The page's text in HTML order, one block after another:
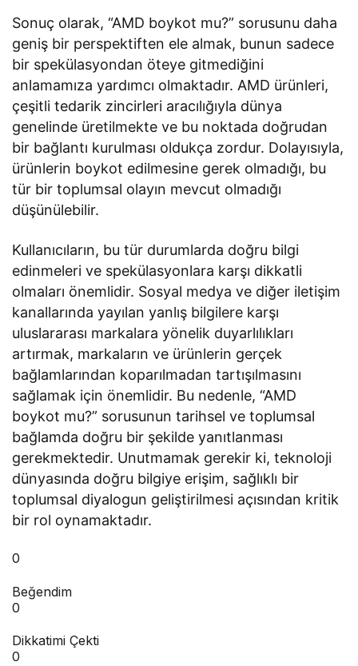
Sonuç olarak, “AMD boykot mu?” sorusunu daha
geniş bir perspektiften ele almak, bunun sadece
bir spekülasyondan öteye gitmediğini
anlamamıza yardımcı olmaktadır. AMD ürünleri,
çeşitli tedarik zincirleri aracılığıyla dünya
genelinde üretilmekte ve bu noktada doğrudan
bir bağlantı kurulması oldukça zordur. Dolayısıyla,
ürünlerin boykot edilmesine gerek olmadığı, bu
tür bir toplumsal olayın mevcut olmadığı
düşünülebilir.
Kullanıcıların, bu tür durumlarda doğru bilgi
edinmeleri ve spekülasyonlara karşı dikkatli
olmaları önemlidir. Sosyal medya ve diğer iletişim
kanallarında yayılan yanlış bilgilere karşı
uluslararası markalara yönelik duyarlılıkları
artırmak, markaların ve ürünlerin gerçek
bağlamlarından koparılmadan tartışılmasını
sağlamak için önemlidir. Bu nedenle, “AMD
boykot mu?” sorusunun tarihsel ve toplumsal
bağlamda doğru bir şekilde yanıtlanması
gerekmektedir. Unutmamak gerekir ki, teknoloji
dünyasında doğru bilgiye erişim, sağlıklı bir
toplumsal diyalogun geliştirilmesi açısından kritik
bir rol oynamaktadır.
0
Beğendim
0
Dikkatimi Çekti
0